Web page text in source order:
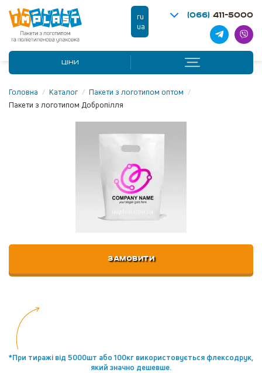
ru
ua
(066) 411-5000
ЦІНИ
Головна / Каталог / Пакети з логотипом оптом /
Пакети з логотипом Добропілля
ЗАМОВИТИ
*При тиражі від 5000шт або 100кг використовується флексодрук,
який значно дешевше.